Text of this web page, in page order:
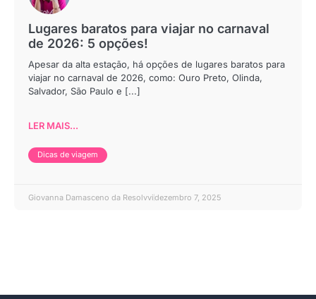
Lugares baratos para viajar no carnaval
de 2026: 5 opções!
Apesar da alta estação, há opções de lugares baratos para
viajar no carnaval de 2026, como: Ouro Preto, Olinda,
Salvador, São Paulo e [...]
LER MAIS...
Dicas de viagem
Giovanna Damasceno da Resolvvidezembro 7, 2025